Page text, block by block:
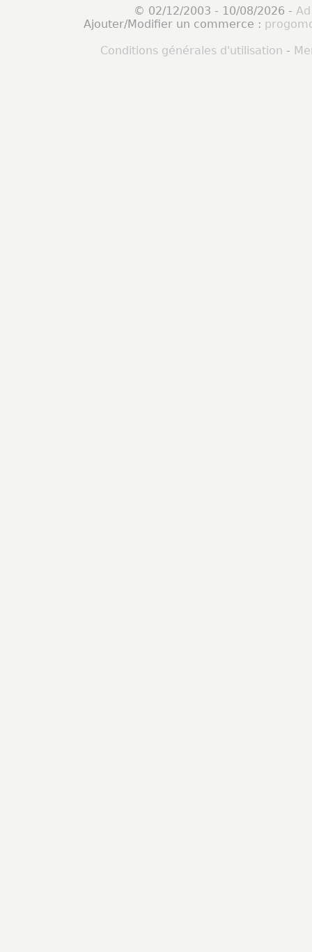
© 02/12/2003 - 10/08/2026 -
Ajouter/Modifier un commerce :
Conditions générales d'utilisation -